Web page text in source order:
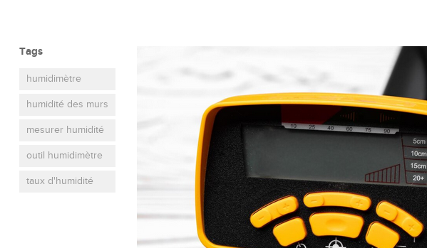
Tags
humidimètre
humidité des murs
mesurer humidité
outil humidimètre
taux d'humidité